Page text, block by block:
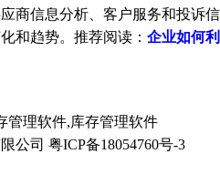
商信息分析、客户服务和投诉信
和趋势。推荐阅读： 企业如何利
管理软件,库存管理软件
公司 粤ICP备18054760号-3